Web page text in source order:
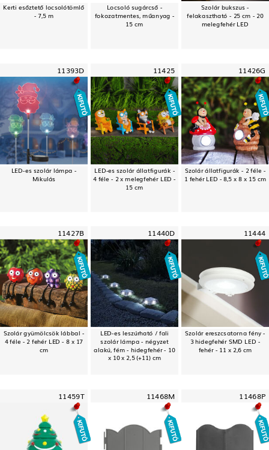
Kerti esőztető locsolótömlő
- 7,5 m
Locsoló sugárcső -
fokozatmentes, műanyag -
15 cm
Szolár bukszus -
felakasztható - 25 cm - 20
melegfehér LED
11393D
LED-es szolár lámpa -
Mikulás
11425
LED-es szolár állatfigurák -
4 féle - 2 x melegfehér LED -
15 cm
11426G
Szolár állatfigurák - 2 féle -
1 fehér LED - 8,5 x 8 x 15 cm
11427B
Szolár gyümölcsök lábbal -
4 féle - 2 fehér LED - 8 x 17
cm
11440D
LED-es leszúrható / fali
szolár lámpa - négyzet
alakú, fém - hidegfehér - 10
x 10 x 2,5 (+11) cm
11444
Szolár ereszcsatorna fény -
3 hidegfehér SMD LED -
fehér - 11 x 2,6 cm
11459T 11468M 11468P